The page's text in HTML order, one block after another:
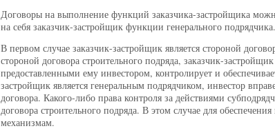
Договоры на выполнение функций заказчика-застройщика
на себя заказчик-застройщик функции генерального подрядчика.
В первом случае заказчик-застройщик является стороной
стороной договора строительного подряда, заказчик-
предоставленными ему инвестором, контролирует и
застройщик является генеральным подрядчиком, инвестор
договора. Какого-либо права контроля за действиями
договора строительного подряда. В этом случае для
механизмам.